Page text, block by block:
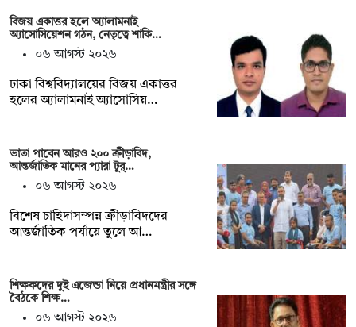
বিজয় একাত্তর হলে অ্যালামনাই
অ্যাসোসিয়েশন গঠন, নেতৃত্বে শাকি…
০৬ আগস্ট ২০২৬
ঢাকা বিশ্ববিদ্যালয়ের বিজয় একাত্তর
হলের অ্যালামনাই অ্যাসোসিয়…
ভাতা পাবেন আরও ২০০ ক্রীড়াবিদ,
আন্তর্জাতিক মানের প্যারা টুর্…
০৬ আগস্ট ২০২৬
বিশেষ চাহিদাসম্পন্ন ক্রীড়াবিদদের
আন্তর্জাতিক পর্যায়ে তুলে আ…
শিক্ষকদের দুই এজেন্ডা নিয়ে প্রধানমন্ত্রীর সঙ্গে
বৈঠকে শিক্ষ…
০৬ আগস্ট ২০২৬